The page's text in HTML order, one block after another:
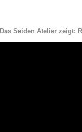
Das Seiden Atelier zeigt: